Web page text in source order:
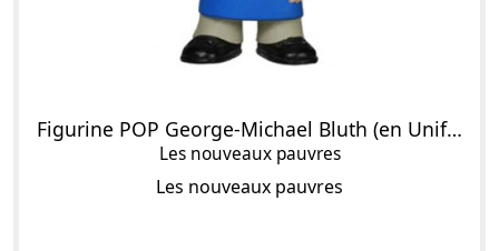
Figurine POP George-Michael Bluth (en Uniforme Banana Stand)
Les nouveaux pauvres
Les nouveaux pauvres